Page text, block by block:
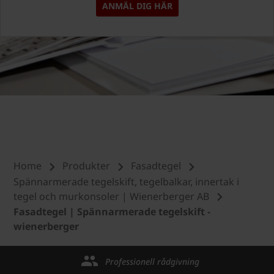
ANMÄL DIG HÄR
Home Produkter
Fasadtegel
Spännarmerade tegelskift, tegelbalkar, innertak i
tegel och murkonsoler | Wienerberger AB
Fasadtegel | Spännarmerade tegelskift -
wienerberger
Professionell rådgivning